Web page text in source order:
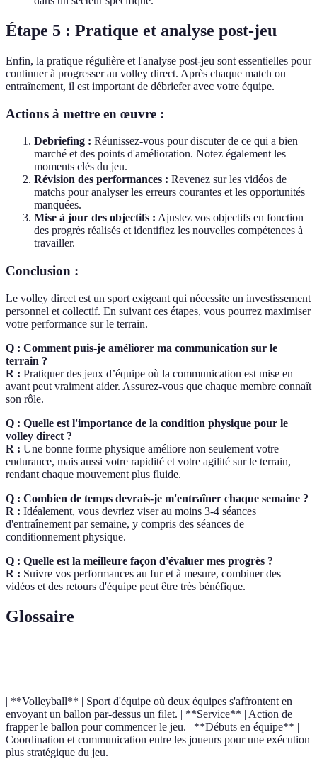
Étape 5 : Pratique et analyse post-jeu
Enfin, la pratique régulière et l'analyse post-jeu sont essentielles pour
continuer à progresser au volley direct. Après chaque match ou
entraînement, il est important de débriefer avec votre équipe.
Actions à mettre en œuvre :
Debriefing : Réunissez-vous pour discuter de ce qui a bien
marché et des points d'amélioration. Notez également les
moments clés du jeu.
Révision des performances : Revenez sur les vidéos de
matchs pour analyser les erreurs courantes et les opportunités
manquées.
Mise à jour des objectifs : Ajustez vos objectifs en fonction
des progrès réalisés et identifiez les nouvelles compétences à
travailler.
Conclusion :
Le volley direct est un sport exigeant qui nécessite un investissement
personnel et collectif. En suivant ces étapes, vous pourrez maximiser
votre performance sur le terrain.
Q : Comment puis-je améliorer ma communication sur le
terrain ?
R : Pratiquer des jeux d’équipe où la communication est mise en
avant peut vraiment aider. Assurez-vous que chaque membre connaît
son rôle.
Q : Quelle est l'importance de la condition physique pour le
volley direct ?
R : Une bonne forme physique améliore non seulement votre
endurance, mais aussi votre rapidité et votre agilité sur le terrain,
rendant chaque mouvement plus fluide.
Q : Combien de temps devrais-je m'entraîner chaque semaine ?
R : Idéalement, vous devriez viser au moins 3-4 séances
d'entraînement par semaine, y compris des séances de
conditionnement physique.
Q : Quelle est la meilleure façon d'évaluer mes progrès ?
R : Suivre vos performances au fur et à mesure, combiner des
vidéos et des retours d'équipe peut être très bénéfique.
Glossaire
| **Volleyball** | Sport d'équipe où deux équipes s'affrontent en
envoyant un ballon par-dessus un filet. | **Service** | Action de
frapper le ballon pour commencer le jeu. | **Débuts en équipe** |
Coordination et communication entre les joueurs pour une exécution
plus stratégique du jeu.